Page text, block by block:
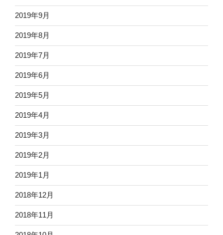
2019年9月
2019年8月
2019年7月
2019年6月
2019年5月
2019年4月
2019年3月
2019年2月
2019年1月
2018年12月
2018年11月